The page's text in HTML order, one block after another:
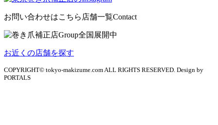
お問い合わせはこちら 店舗一覧Contact
お近くの店舗を探す
COPYRIGHT© tokyo-makizume.com ALL RIGHTS RESERVED. Design by
PORTALS